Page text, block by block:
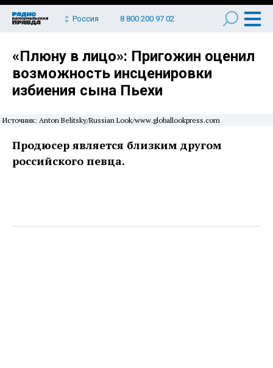
Россия 8 800 200 97 02
«Плюну в лицо»: Пригожин оценил
возможность инсценировки
избиения сына Пьехи
Источник: Anton Belitsky/Russian Look/www.globallookpress.com
Продюсер является близким другом
российского певца.